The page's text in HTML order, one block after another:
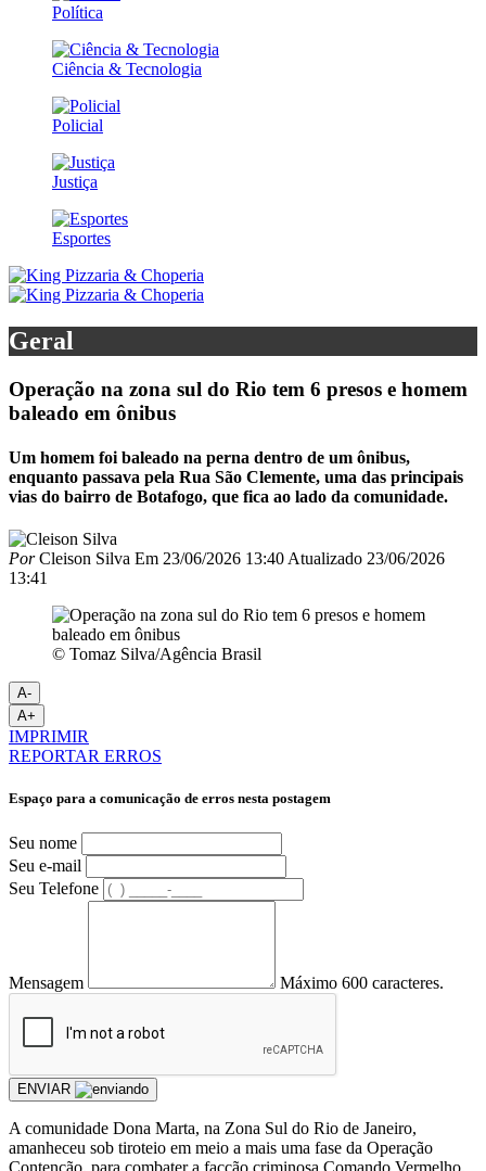
Política
Ciência & Tecnologia
Policial
Justiça
Esportes
Geral
Operação na zona sul do Rio tem 6 presos e homem
baleado em ônibus
Um homem foi baleado na perna dentro de um ônibus,
enquanto passava pela Rua São Clemente, uma das principais
vias do bairro de Botafogo, que fica ao lado da comunidade.
PorCleison Silva Em 23/06/2026 13:40 Atualizado 23/06/2026
13:41
© Tomaz Silva/Agência Brasil
A-
A+
IMPRIMIR
REPORTAR ERROS
Espaço para a comunicação de erros nesta postagem
Seu nome
Seu e-mail
Seu Telefone
Mensagem Máximo 600 caracteres.
ENVIAR
A comunidade Dona Marta, na Zona Sul do Rio de Janeiro,
amanheceu sob tiroteio em meio a mais uma fase da Operação
Contenção, para combater a facção criminosa Comando Vermelho.